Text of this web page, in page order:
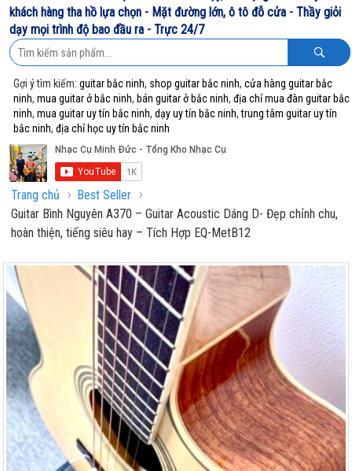
khách hàng tha hồ lựa chọn - Mặt đường lớn, ô tô đỗ cửa - Thầy giỏi
dạy mọi trình độ bao đầu ra - Trực 24/7
Gợi ý tìm kiếm:guitar bắc ninh, shop guitar bắc ninh,cửa hàng guitar bắc
ninh,mua guitar ở bắc ninh, bán guitar ở bắc ninh,địa chỉ mua đàn guitar bắc
ninh,mua guitar uy tín bắc ninh,dạy uy tín bắc ninh,trung tâm guitar uy tín
bắc ninh,địa chỉ học uy tín bắc ninh
Trang chủ › Best Seller ›
Guitar Bình Nguyên A370 – Guitar Acoustic Dáng D- Đẹp chỉnh chu,
hoàn thiện, tiếng siêu hay – Tích Hợp EQ-MetB12